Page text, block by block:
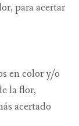
para acertar
en color y/o
la flor,
acertado